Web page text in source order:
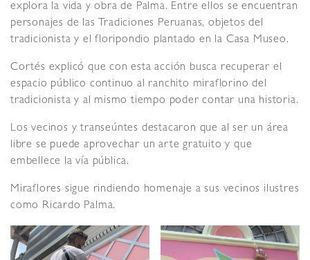
explora la vida y obra de Palma. Entre ellos se encuentran
personajes de las Tradiciones Peruanas, objetos del
tradicionista y el floripondio plantado en la Casa Museo.
Cortés explicó que con esta acción busca recuperar el
espacio público continuo al ranchito miraflorino del
tradicionista y al mismo tiempo poder contar una historia.
Los vecinos y transeúntes destacaron que al ser un área
libre se puede aprovechar un arte gratuito y que
embellece la vía pública.
Miraflores sigue rindiendo homenaje a sus vecinos ilustres
como Ricardo Palma.